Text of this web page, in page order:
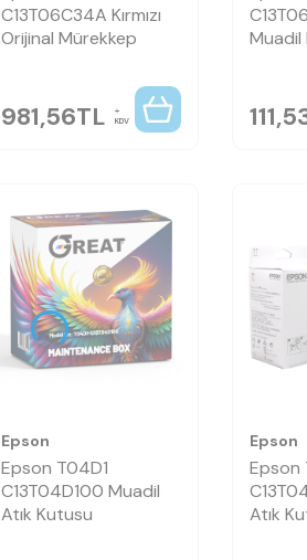
C13T06C34A Kırmızı
Orijinal Mürekkep
981,56TL KDV
Muadil
Epson
Epson T04D1
C13T04D100 Muadil
Atık Kutusu
Epson
Epson
Atık